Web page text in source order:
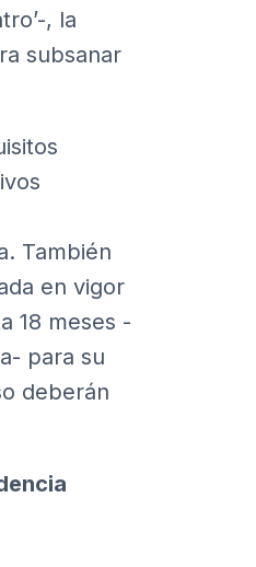
, la
subsanar
También
en vigor
18 meses -
para su
deberán